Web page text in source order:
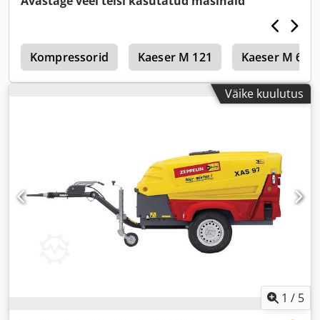
Kompressorid Kaeser M 121 Kaeser M 64
Väike kuulutus
1 / 5